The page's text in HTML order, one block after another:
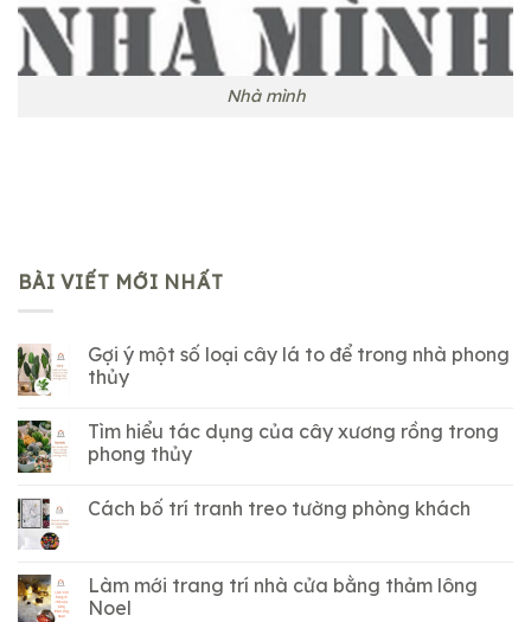
Nhà mình
BÀI VIẾT MỚI NHẤT
Gợi ý một số loại cây lá to để trong nhà phong
thủy
Tìm hiểu tác dụng của cây xương rồng trong
phong thủy
Cách bố trí tranh treo tường phòng khách
Làm mới trang trí nhà cửa bằng thảm lông
Noel